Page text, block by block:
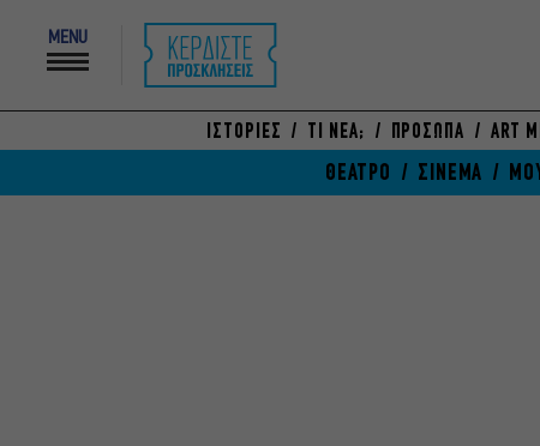
MENU
ΙΣΤΟΡΙΕΣ ΤΙ ΝΕΑ; ΠΡΟΣΩΠΑ ART
ΘΕΑΤΡΟ ΣΙΝΕΜΑ